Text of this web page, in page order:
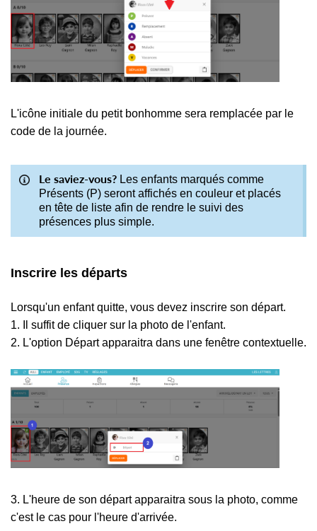
L'icône initiale du petit bonhomme sera remplacée par le
code de la journée.
Le saviez-vous? Les enfants marqués comme
Présents (P) seront affichés en couleur et placés
en tête de liste afin de rendre le suivi des
présences plus simple.
Inscrire les départs
Lorsqu'un enfant quitte, vous devez inscrire son départ.
1. Il suffit de cliquer sur la photo de l'enfant.
2. L'option Départ apparaitra dans une fenêtre contextuelle.
3. L'heure de son départ apparaitra sous la photo, comme
c'est le cas pour l'heure d'arrivée.